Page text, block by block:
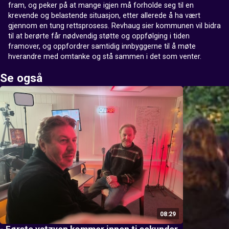
fram, og peker på at mange igjen må forholde seg til en
krevende og belastende situasjon, etter allerede å ha vært
gjennom en tung rettsprosess. Revhaug sier kommunen vil bidra
til at berørte får nødvendig støtte og oppfølging i tiden
framover, og oppfordrer samtidig innbyggerne til å møte
hverandre med omtanke og stå sammen i det som venter.
Se også
08:29